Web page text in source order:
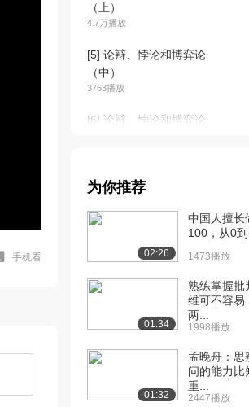
手机看
（上）
4.7万播放
[5] 论辩、悖论和博弈论
（中）
3763播放
[6] 论辩、悖论和博弈论
[7] 物理学家如何运用批判
2.9万播放
[8] 物理学家如何运用批判
2706播放
[9] 物理学家如何运用批判
性思维（下）
2708播放
[10] 批判性思维在物理事
件中的作用（上）
为你推荐
02:26
中国人擅长
100，从0到
1473播放
01:34
熟练掌握批
维可不容易
两...
1998播放
01:32
孟晚舟：思
问的能力比
重...
2447播放